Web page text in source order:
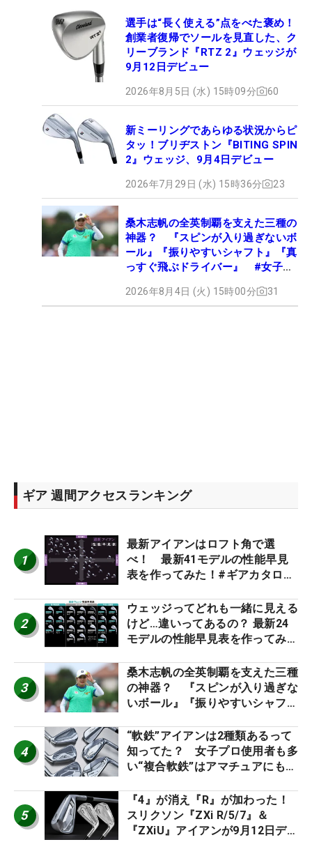
選手は“長く使える”点をべた褒め！
創業者復帰でソールを見直した、ク
リーブランド『RTZ 2』ウェッジが
9月12日デビュー
2026年8月5日 (水) 15時09分 60
新ミーリングであらゆる状況からピ
タッ！ブリヂストン『BITING SPIN
2』ウェッジ、9月4日デビュー
2026年7月29日 (水) 15時36分 23
桑木志帆の全英制覇を支えた三種の
神器？ 『スピンが入り過ぎないボ
ール』『振りやすいシャフト』『真
っすぐ飛ぶドライバー』 #女子プ
2026年8月4日 (火) 15時00分 31
ギア 週間アクセスランキング
1
最新アイアンはロフト角で選
べ！ 最新41モデルの性能早見
表を作ってみた！#ギアカタログ
2
ウェッジってどれも一緒に見える
けど…違いってあるの？ 最新24
モデルの性能早見表を作ってみ
3
桑木志帆の全英制覇を支えた三種
の神器？ 『スピンが入り過ぎな
いボール』『振りやすいシャフ
ー』 #女子プロセッティング
4
“軟鉄”アイアンは2種類あるって
知ってた？ 女子プロ使用者も多
い“複合軟鉄”はアマチュアにもオ
5
『4』が消え『R』が加わった！
スリクソン『ZXi R/5/7』＆
『ZXiU』アイアンが9月12日デ